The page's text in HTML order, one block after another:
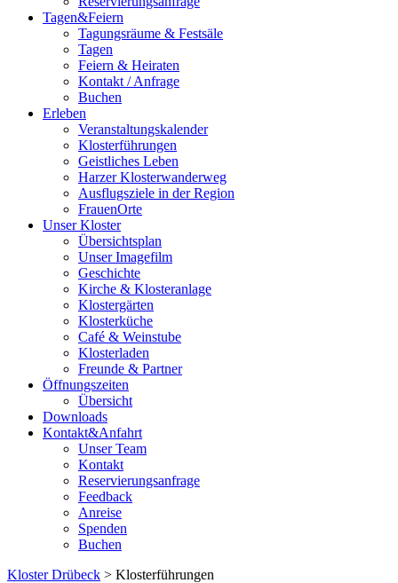
Tagen&Feiern
Tagungsräume & Festsäle
Tagen
Feiern & Heiraten
Kontakt / Anfrage
Buchen
Erleben
Veranstaltungskalender
Klosterführungen
Geistliches Leben
Harzer Klosterwanderweg
Ausflugsziele in der Region
FrauenOrte
Unser Kloster
Übersichtsplan
Unser Imagefilm
Geschichte
Kirche & Klosteranlage
Klostergärten
Klosterküche
Café & Weinstube
Klosterladen
Freunde & Partner
Öffnungszeiten
Übersicht
Downloads
Kontakt&Anfahrt
Unser Team
Kontakt
Reservierungsanfrage
Feedback
Anreise
Spenden
Buchen
Kloster Drübeck > Klosterführungen